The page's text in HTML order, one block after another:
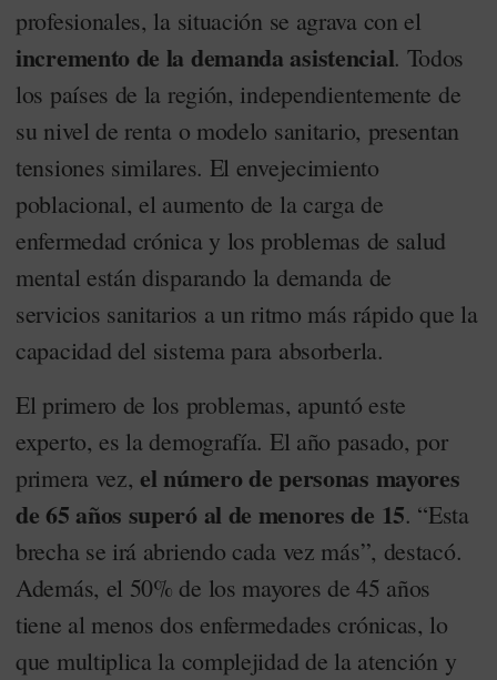
profesionales, la situación se agrava con el
incremento de la demanda asistencial. Todos
los países de la región, independientemente de
su nivel de renta o modelo sanitario, presentan
tensiones similares. El envejecimiento
poblacional, el aumento de la carga de
enfermedad crónica y los problemas de salud
mental están disparando la demanda de
servicios sanitarios a un ritmo más rápido que la
capacidad del sistema para absorberla.
El primero de los problemas, apuntó este
experto, es la demografía. El año pasado, por
primera vez,el número de personas mayores
de 65 años superó al de menores de 15. “Esta
brecha se irá abriendo cada vez más”, destacó.
Además, el 50% de los mayores de 45 años
tiene al menos dos enfermedades crónicas, lo
que multiplica la complejidad de la atención y